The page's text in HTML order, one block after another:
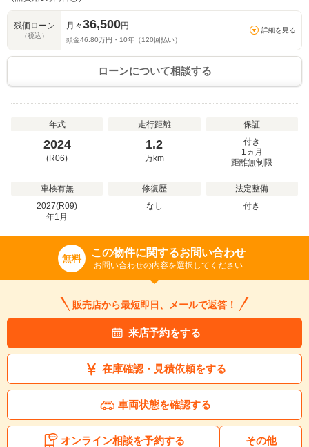
残価ローン
（税込）
月々36,500円
頭金46.80万円・ 10年（120 回払い）
詳細を見る
ローンについて相談する
年式
2024
(R06)
走行距離
1.2
万km
保証
付き
1ヵ月
距離無制限
車検有無
2027(R09)
年1 月
修復歴
なし
法定整備
付き
無料 この物件に関するお問い合わせ
お問い合わせの内容を選択してください
販売店から最短即日、メールで返答！
来店予約をする
在庫確認・見積依頼をする
車両状態を確認する
オンライン相談を予約する その他